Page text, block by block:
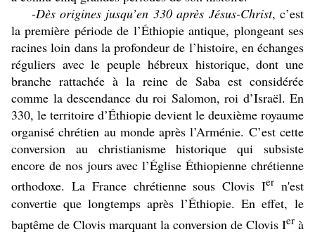
-Dès origines jusqu’en 330 après Jésus-Christ, c’est
la première période de l’Éthiopie antique, plongeant ses
racines loin dans la profondeur de l’histoire, en échanges
réguliers avec le peuple hébreux historique, dont une
branche rattachée à la reine de Saba est considérée
comme la descendance du roi Salomon, roi d’Israël. En
330, le territoire d’Éthiopie devient le deuxième royaume
organisé chrétien au monde après l’Arménie. C’est cette
conversion au christianisme historique qui subsiste
encore de nos jours avec l’Église Éthiopienne chrétienne
orthodoxe. La France chrétienne sous Clovis Ier n'est
convertie que longtemps après l’Éthiopie. En effet, le
baptême de Clovis marquant la conversion de Clovis Ier à